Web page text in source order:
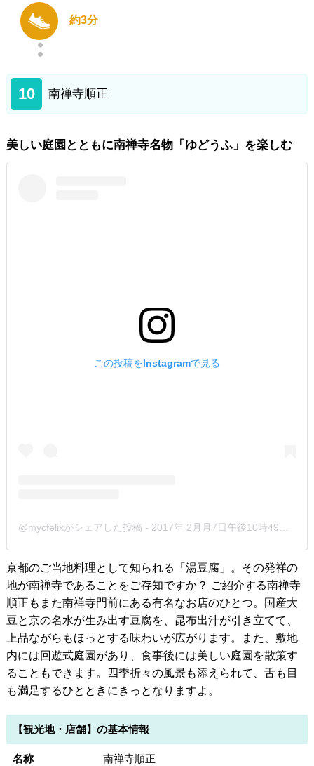
約3分
10 南禅寺順正
美しい庭園とともに南禅寺名物「ゆどうふ」を楽しむ
この投稿をInstagramで見る
@mycfelixがシェアした投稿 - 2017年 2月月7日午後10時49分PST
京都のご当地料理として知られる「湯豆腐」。その発祥の
地が南禅寺であることをご存知ですか？ ご紹介する南禅寺
順正もまた南禅寺門前にある有名なお店のひとつ。国産大
豆と京の名水が生み出す豆腐を、昆布出汁が引き立てて、
上品ながらもほっとする味わいが広がります。また、敷地
内には回遊式庭園があり、食事後には美しい庭園を散策す
ることもできます。四季折々の風景も添えられて、舌も目
も満足するひとときにきっとなりますよ。
【観光地・店舗】の基本情報
名称 南禅寺順正